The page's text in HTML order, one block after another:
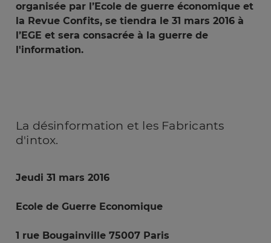
organisée par l’Ecole de guerre économique et
la Revue Confits, se tiendra le 31 mars 2016 à
l’EGE et sera consacrée à la guerre de
l'information.
La désinformation et les Fabricants
d'intox.
Jeudi 31 mars 2016
Ecole de Guerre Economique
1 rue Bougainville 75007 Paris